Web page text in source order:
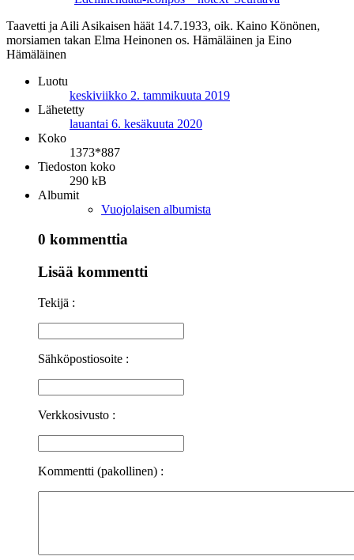
Taavetti ja Aili Asikaisen häät 14.7.1933, oik. Kaino Könönen,
morsiamen takan Elma Heinonen os. Hämäläinen ja Eino
Hämäläinen
Luotu
keskiviikko 2. tammikuuta 2019
Lähetetty
lauantai 6. kesäkuuta 2020
Koko
1373*887
Tiedoston koko
290 kB
Albumit
Vuojolaisen albumista
0 kommenttia
Lisää kommentti
Tekijä :
Sähköpostiosoite :
Verkkosivusto :
Kommentti (pakollinen) :